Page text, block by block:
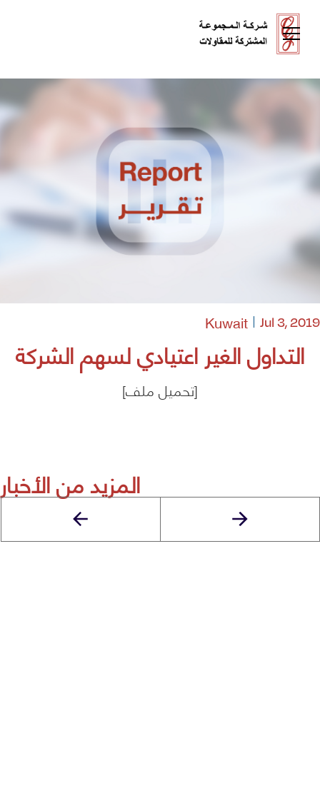
التداول الغير اعتيادي لسهم الشركة
Jul 3, 2019
Kuwait
[تحميل ملف]
المزيد من الأخبار